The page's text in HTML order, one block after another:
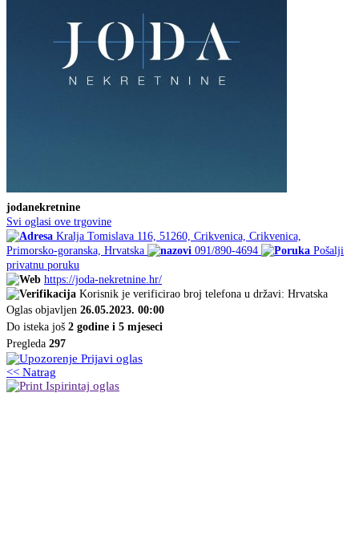
jodanekretnine
Svi oglasi ove trgovine
Kralja Tomislava 116, 51260, Crikvenica, Crikvenica,
Primorsko-goranska, Hrvatska
091/890-4694
Pošalji
privatnu poruku
https://joda-nekretnine.hr/
Korisnik je verificirao broj telefona u državi: Hrvatska
Oglas objavljen 26.05.2023. 00:00
Do isteka još 2 godine i 5 mjeseci
Pregleda 297
Prijavi oglas
<< Natrag
Ispirintaj oglas